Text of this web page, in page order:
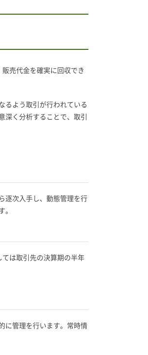
売代金を確実に回収でき
るよう取引が行われている
く分析することで、取引
逐次入手し、動態管理を行
。
は取引先の決算期の半年
に管理を行います。常時情